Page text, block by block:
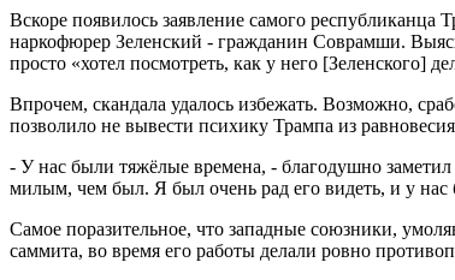
Вскоре появилось заявление самого республиканца
наркофюрер Зеленский - гражданин Соврамши.
просто «хотел посмотреть, как у него [Зеленского]
Впрочем, скандала удалось избежать. Возможно,
позволило не вывести психику Трампа из
- У нас были тяжёлые времена, - благодушно
милым, чем был. Я был очень рад его видеть, и у нас
Самое поразительное, что западные союзники,
саммита, во время его работы делали ровно